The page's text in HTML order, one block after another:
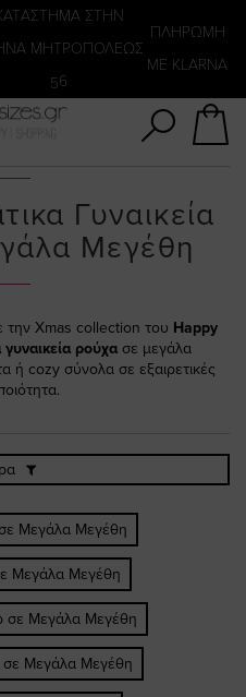
ΣΤΗΝ
ΜΗΤΡΟΠΟΛΕΩΣ
56
ΠΛΗΡΩΜΗ
ΜΕ KLARNA
Γυναικεία
Μεγέθη
την Xmas collection του Happy
γυναικεία ρούχα σε μεγάλα
ή cozy σύνολα σε εξαιρετικές
σε Μεγάλα Μεγέθη
Μεγάλα Μεγέθη
σε Μεγάλα Μεγέθη
Μεγάλα Μεγέθη